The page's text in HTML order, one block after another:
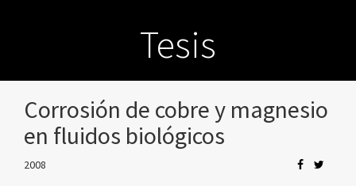
Tesis
Corrosión de cobre y magnesio
en fluidos biológicos
2008